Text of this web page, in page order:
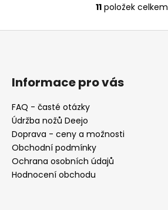
O
v
11položek celkem
Z
Informace pro vás
FAQ - časté otázky
Údržba nožů Deejo
Doprava - ceny a možnosti
Obchodní podmínky
Ochrana osobních údajů
Hodnocení obchodu